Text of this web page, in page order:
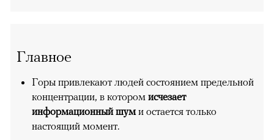
Главное
Горы привлекают людей состоянием предельной
концентрации, в котором исчезает
информационный шуми остается только
настоящий момент.